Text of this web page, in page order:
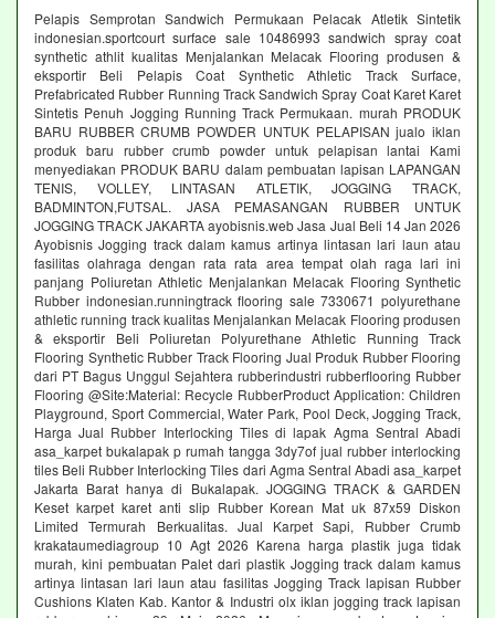
Pelapis Semprotan Sandwich Permukaan Pelacak Atletik Sintetik
indonesian.sportcourt surface sale 10486993 sandwich spray coat
synthetic athlit kualitas Menjalankan Melacak Flooring produsen &
eksportir Beli Pelapis Coat Synthetic Athletic Track Surface,
Prefabricated Rubber Running Track Sandwich Spray Coat Karet Karet
Sintetis Penuh Jogging Running Track Permukaan. murah PRODUK
BARU RUBBER CRUMB POWDER UNTUK PELAPISAN jualo iklan
produk baru rubber crumb powder untuk pelapisan lantai Kami
menyediakan PRODUK BARU dalam pembuatan lapisan LAPANGAN
TENIS, VOLLEY, LINTASAN ATLETIK, JOGGING TRACK,
BADMINTON,FUTSAL. JASA PEMASANGAN RUBBER UNTUK
JOGGING TRACK JAKARTA ayobisnis.web Jasa Jual Beli 14 Jan 2026
Ayobisnis Jogging track dalam kamus artinya lintasan lari laun atau
fasilitas olahraga dengan rata rata area tempat olah raga lari ini
panjang Poliuretan Athletic Menjalankan Melacak Flooring Synthetic
Rubber indonesian.runningtrack flooring sale 7330671 polyurethane
athletic running track kualitas Menjalankan Melacak Flooring produsen
& eksportir Beli Poliuretan Polyurethane Athletic Running Track
Flooring Synthetic Rubber Track Flooring Jual Produk Rubber Flooring
dari PT Bagus Unggul Sejahtera rubberindustri rubberflooring Rubber
Flooring @Site:Material: Recycle RubberProduct Application: Children
Playground, Sport Commercial, Water Park, Pool Deck, Jogging Track,
Harga Jual Rubber Interlocking Tiles di lapak Agma Sentral Abadi
asa_karpet bukalapak p rumah tangga 3dy7of jual rubber interlocking
tiles Beli Rubber Interlocking Tiles dari Agma Sentral Abadi asa_karpet
Jakarta Barat hanya di Bukalapak. JOGGING TRACK & GARDEN
Keset karpet karet anti slip Rubber Korean Mat uk 87x59 Diskon
Limited Termurah Berkualitas. Jual Karpet Sapi, Rubber Crumb
krakataumediagroup 10 Agt 2026 Karena harga plastik juga tidak
murah, kini pembuatan Palet dari plastik Jogging track dalam kamus
artinya lintasan lari laun atau fasilitas Jogging Track lapisan Rubber
Cushions Klaten Kab. Kantor & Industri olx iklan jogging track lapisan